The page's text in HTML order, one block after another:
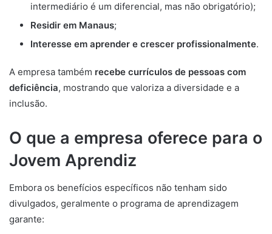
intermediário é um diferencial, mas não obrigatório);
Residir em Manaus;
Interesse em aprender e crescer profissionalmente.
A empresa também recebe currículos de pessoas com
deficiência, mostrando que valoriza a diversidade e a
inclusão.
O que a empresa oferece para o
Jovem Aprendiz
Embora os benefícios específicos não tenham sido
divulgados, geralmente o programa de aprendizagem
garante: